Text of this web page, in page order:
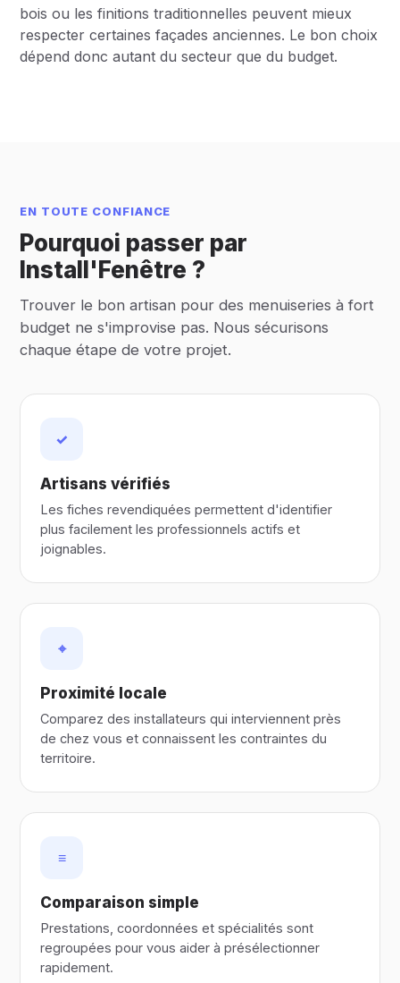
bois ou les finitions traditionnelles peuvent mieux
respecter certaines façades anciennes. Le bon choix
dépend donc autant du secteur que du budget.
EN TOUTE CONFIANCE
Pourquoi passer par
Install'Fenêtre ?
Trouver le bon artisan pour des menuiseries à fort
budget ne s'improvise pas. Nous sécurisons
chaque étape de votre projet.
✓
Artisans vérifiés
Les fiches revendiquées permettent d'identifier
plus facilement les professionnels actifs et
joignables.
⌖
Proximité locale
Comparez des installateurs qui interviennent près
de chez vous et connaissent les contraintes du
territoire.
≡
Comparaison simple
Prestations, coordonnées et spécialités sont
regroupées pour vous aider à présélectionner
rapidement.